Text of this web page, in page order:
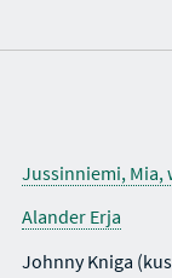
Jussinniemi, Mia,
Alander Erja
Johnny Kniga